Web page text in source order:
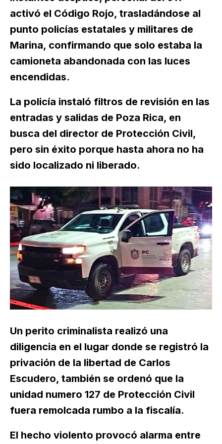
activó el Código Rojo, trasladándose al
punto policías estatales y militares de
Marina, confirmando que solo estaba la
camioneta abandonada con las luces
encendidas.
La policía instaló filtros de revisión en las
entradas y salidas de Poza Rica, en
busca del director de Protección Civil,
pero sin éxito porque hasta ahora no ha
sido localizado ni liberado.
Un perito criminalista realizó una
diligencia en el lugar donde se registró la
privación de la libertad de Carlos
Escudero, también se ordenó que la
unidad numero 127 de Protección Civil
fuera remolcada rumbo a la fiscalía.
El hecho violento provocó alarma entre